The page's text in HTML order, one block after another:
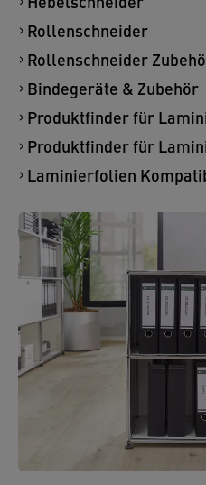
Hebelschneider
Rollenschneider
Rollenschneider
Bindegeräte & Zubehör
Produktfinder für
Produktfinder für
Laminierfolien